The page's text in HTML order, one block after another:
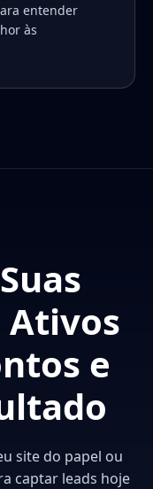
entender
às
Ativos
e
site do papel ou
captar leads hoje